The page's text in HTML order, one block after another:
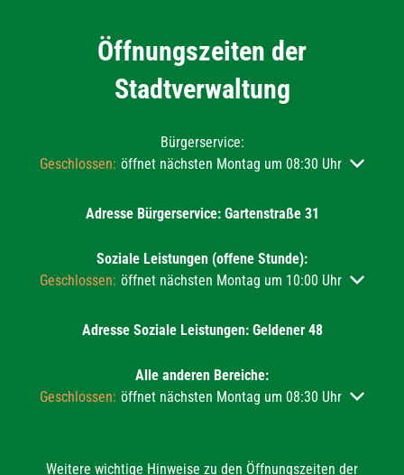
Öffnungszeiten der
Stadtverwaltung
Bürgerservice:
Klicken, um weitere Öffnungs- oder Schließzeiten
Geschlossen: öffnet nächsten Montag um 08:30 Uhr
Adresse Bürgerservice: Gartenstraße 31
Soziale Leistungen (offene Stunde):
Klicken, um weitere Öffnungs- oder Schließzeiten
Geschlossen: öffnet nächsten Montag um 10:00 Uhr
Adresse Soziale Leistungen: Geldener 48
Alle anderen Bereiche:
Klicken, um weitere Öffnungs- oder Schließzeiten
Geschlossen: öffnet nächsten Montag um 08:30 Uhr
Weitere wichtige Hinweise zu den Öffnungszeiten der